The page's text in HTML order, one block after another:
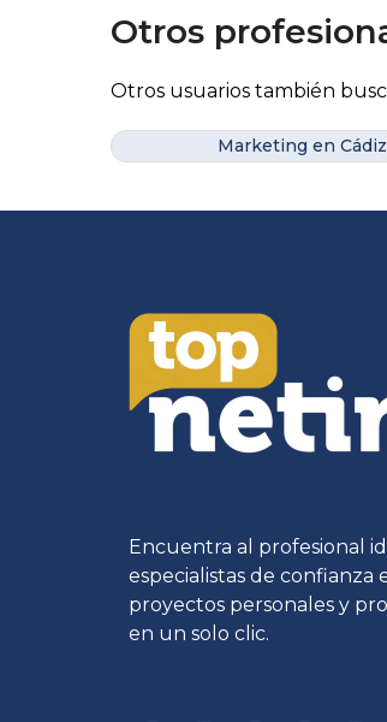
Otros
Otros usuarios también
Marketing en
Encuentra al profesional
especialistas de confianza
proyectos personales y
en un solo clic.